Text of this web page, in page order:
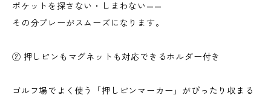
ポケットを探さない・しまわない——
その分プレーがスムーズになります。
② 押しピンもマグネットも対応できるホルダー付き
ゴルフ場でよく使う「押しピンマーカー」がぴったり収まる